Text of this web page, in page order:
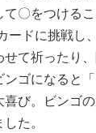
て〇をつける
ードに挑戦し
て祈ったり
ゴになると
び。ビンゴ
た。